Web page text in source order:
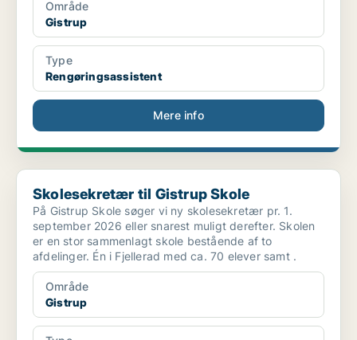
Område
Gistrup
Type
Rengøringsassistent
Mere info
Skolesekretær til Gistrup Skole
Skolesekretær til Gistrup Skole
På Gistrup Skole søger vi ny skolesekretær pr. 1.
september 2026 eller snarest muligt derefter. Skolen
er en stor sammenlagt skole bestående af to
afdelinger. Én i Fjellerad med ca. 70 elever samt .
Område
Gistrup